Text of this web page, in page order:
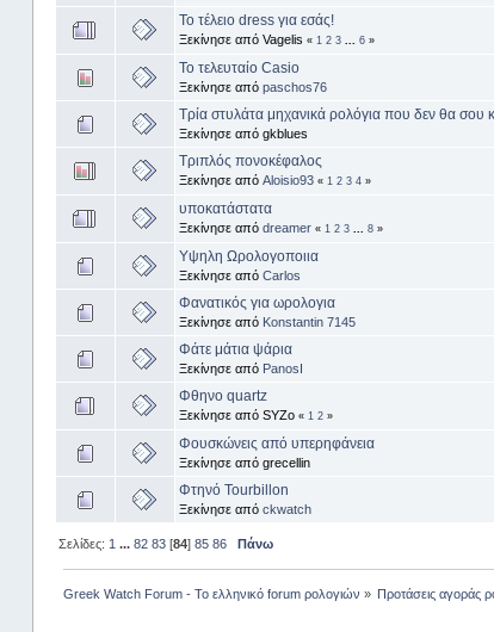
Το τέλειο dress για εσάς!
Ξεκίνησε από Vagelis « 1 2 3 6»
Το τελευταίο Casio
Ξεκίνησε από paschos76
Τρία στυλάτα μηχανικά ρολόγια που δεν θα σου
Ξεκίνησε από gkblues
Τριπλός πονοκέφαλος
Ξεκίνησε από Aloisio93 « 1 2 3 4»
υποκατάστατα
Ξεκίνησε από dreamer « 1 2 3 8»
Υψηλη Ωρολογοποιια
Ξεκίνησε από Carlos
Φανατικός για ωρολογια
Ξεκίνησε από Konstantin 7145
Φάτε μάτια ψάρια
Ξεκίνησε από PanosI
Φθηνο quartz
Ξεκίνησε από SYZo « 1 2»
Φουσκώνεις από υπερηφάνεια
Ξεκίνησε από grecellin
Φτηνό Tourbillon
Ξεκίνησε από ckwatch
Σελίδες: 1 ...82 83 [84]85 86 Πάνω
Greek Watch Forum - Το ελληνικό forum ρολογιών » Προτάσεις αγοράς